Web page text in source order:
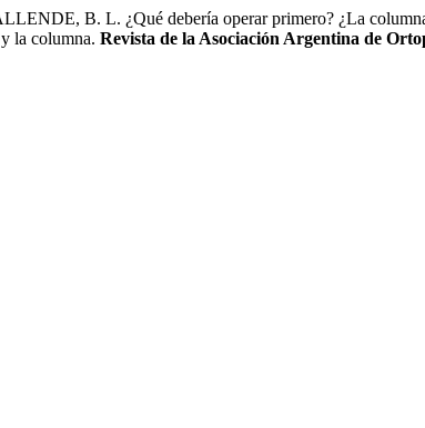
B. L. ¿Qué debería operar primero? ¿La columna
la columna. Revista de la Asociación Argentina de